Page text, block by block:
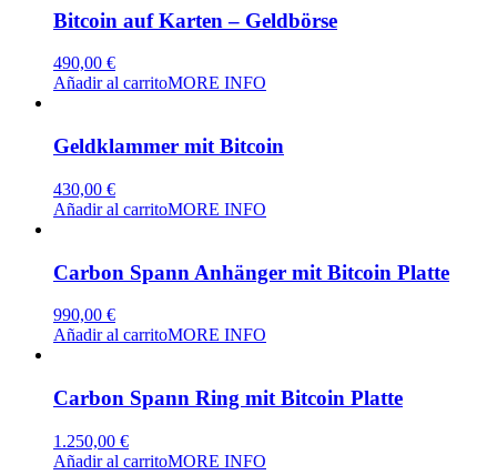
Bitcoin auf Karten – Geldbörse
490,00 €
Añadir al carritoMORE INFO
Geldklammer mit Bitcoin
430,00 €
Añadir al carritoMORE INFO
Carbon Spann Anhänger mit Bitcoin Platte
990,00 €
Añadir al carritoMORE INFO
Carbon Spann Ring mit Bitcoin Platte
1.250,00 €
Añadir al carritoMORE INFO